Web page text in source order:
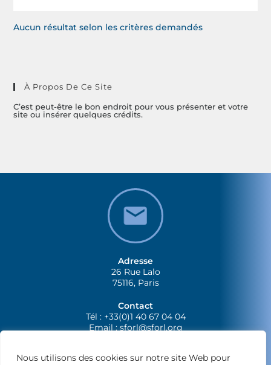
Nous utilisons des cookies sur notre site Web pour
Aucun résultat selon les critères demandés
À Propos De Ce Site
C’est peut-être le bon endroit pour vous présenter et votre
site ou insérer quelques crédits.
Adresse
26 Rue Lalo
75116, Paris
Contact
Tél : +33(0)1 40 67 04 04
Email :sforl@sforl.org